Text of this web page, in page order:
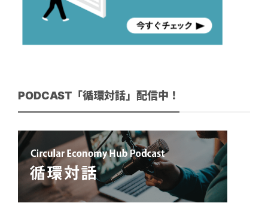
PODCAST「循環対話」配信中！